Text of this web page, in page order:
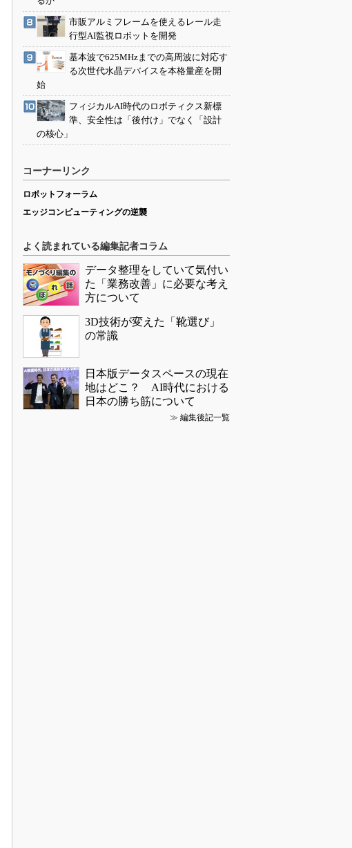
市販アルミフレームを使えるレール走
行型AI監視ロボットを開発
基本波で625MHzまでの高周波に対応す
る次世代水晶デバイスを本格量産を開
始
フィジカルAI時代のロボティクス新標
準、安全性は「後付け」でなく「設計
の核心」
コーナーリンク
ロボットフォーラム
エッジコンピューティングの逆襲
よく読まれている編集記者コラム
データ整理をしていて気付い
た「業務改善」に必要な考え
方について
3D技術が変えた「靴選び」
の常識
日本版データスペースの現在
地はどこ？ AI時代における
日本の勝ち筋について
≫ 編集後記一覧